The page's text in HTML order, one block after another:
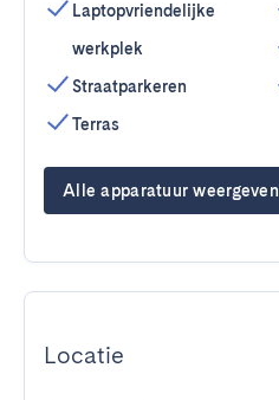
Laptopvriendelijke
werkplek
Straatparkeren
Terras
Alle apparatuur weergeven
Locatie